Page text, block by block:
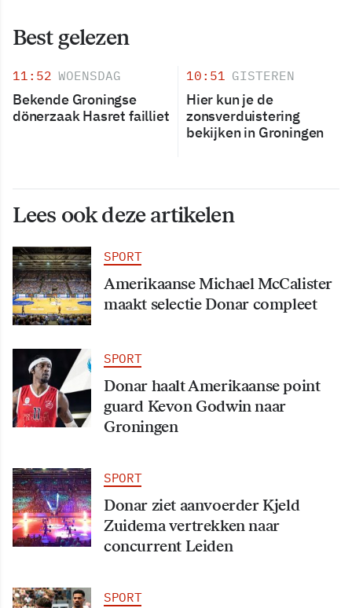
Best gelezen
11:52 WOENSDAG
Bekende Groningse
dönerzaak Hasret failliet
10:51 GISTEREN
Hier kun je de
zonsverduistering
bekijken in Groningen
Lees ook deze artikelen
SPORT
Amerikaanse Michael McCalister
maakt selectie Donar compleet
SPORT
Donar haalt Amerikaanse point
guard Kevon Godwin naar
Groningen
SPORT
Donar ziet aanvoerder Kjeld
Zuidema vertrekken naar
concurrent Leiden
SPORT